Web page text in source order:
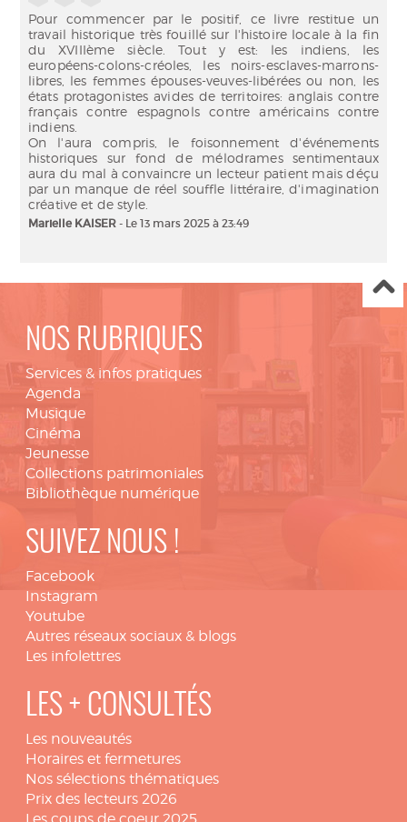
Pour commencer par le positif, ce livre restitue un
travail historique très fouillé sur l'histoire locale à la fin
du XVIIIème siècle. Tout y est: les indiens, les
européens-colons-créoles, les noirs-esclaves-marrons-
libres, les femmes épouses-veuves-libérées ou non, les
états protagonistes avides de territoires: anglais contre
français contre espagnols contre américains contre
indiens.
On l'aura compris, le foisonnement d'événements
historiques sur fond de mélodrames sentimentaux
aura du mal à convaincre un lecteur patient mais déçu
par un manque de réel souffle littéraire, d'imagination
créative et de style.
Marielle KAISER - Le 13 mars 2025 à 23:49
NOS RUBRIQUES
Services & infos pratiques
Agenda
Musique
Cinéma
Jeunesse
Collections patrimoniales
Bibliothèque numérique
SUIVEZ NOUS !
Facebook
Instagram
Youtube
Autres réseaux sociaux & blogs
Les infolettres
LES + CONSULTÉS
Les nouveautés
Horaires et fermetures
Nos sélections thématiques
Prix des lecteurs 2026